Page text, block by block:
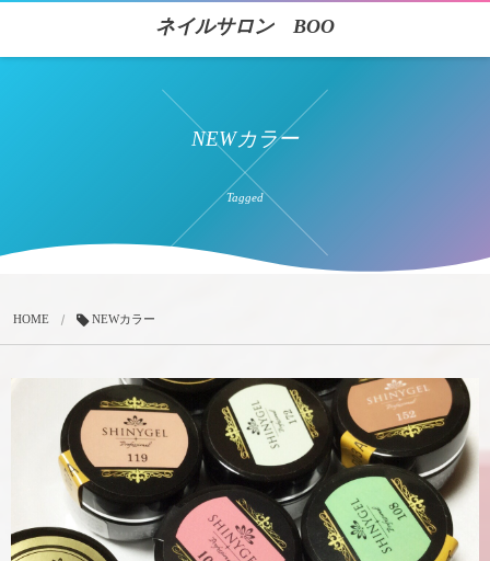
ネイルサロン BOO
NEWカラー
Tagged
HOME NEWカラー